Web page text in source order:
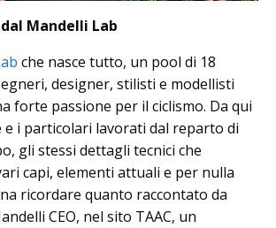
Mandelli Lab
che nasce tutto, un pool di 18
designer, stilisti e modellisti
forte passione per il ciclismo. Da qui
e i particolari lavorati dal reparto di
gli stessi dettagli tecnici che
capi, elementi attuali e per nulla
ricordare quanto raccontato da
CEO, nel sito TAAC, un